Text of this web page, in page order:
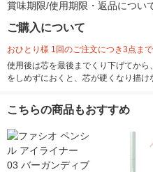
賞味期限/使用期限・返品につい
ご購入について
おひとり様 1回のご注文につき3点まで
使用後は芯を最後までくり下げてか
をしめずにおくと、芯が硬くなり描け
こちらの商品もおすすめ